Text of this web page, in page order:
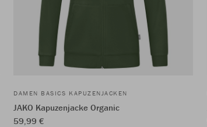
DAMEN BASICS KAPUZENJACKEN
JAKO Kapuzenjacke Organic
59,99 €